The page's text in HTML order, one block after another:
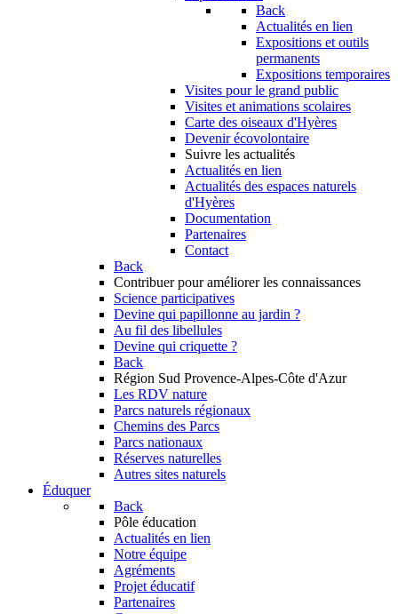
Back
Actualités en lien
Expositions et outils
permanents
Expositions temporaires
Visites pour le grand public
Visites et animations scolaires
Carte des oiseaux d'Hyères
Devenir écovolontaire
Suivre les actualités
Actualités en lien
Actualités des espaces naturels
d'Hyères
Documentation
Partenaires
Contact
Back
Contribuer pour améliorer les connaissances
Science participatives
Devine qui papillonne au jardin ?
Au fil des libellules
Devine qui criquette ?
Back
Région Sud Provence-Alpes-Côte d'Azur
Les RDV nature
Parcs naturels régionaux
Chemins des Parcs
Parcs nationaux
Réserves naturelles
Autres sites naturels
Éduquer
Back
Pôle éducation
Actualités en lien
Notre équipe
Agréments
Projet éducatif
Partenaires